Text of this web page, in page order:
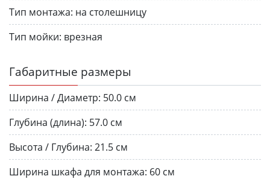
Тип монтажа: на столешницу
Тип мойки: врезная
Габаритные размеры
Ширина / Диаметр: 50.0 см
Глубина (длина): 57.0 см
Высота / Глубина: 21.5 см
Ширина шкафа для монтажа: 60 см